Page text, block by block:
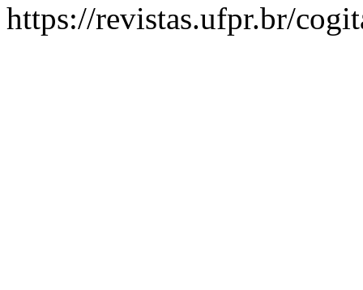
https://revistas.ufpr.br/